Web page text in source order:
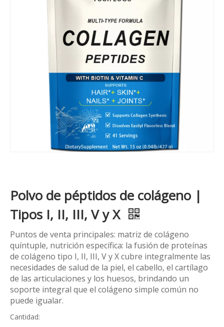
Polvo de péptidos de colágeno |
Tipos I, II, III, V y X
Puntos de venta principales: matriz de colágeno
quíntuple, nutrición específica: la fusión de proteínas
de colágeno tipo I, II, III, V y X cubre integralmente las
necesidades de salud de la piel, el cabello, el cartílago
de las articulaciones y los huesos, brindando un
soporte integral que el colágeno simple común no
puede igualar.
Cantidad: